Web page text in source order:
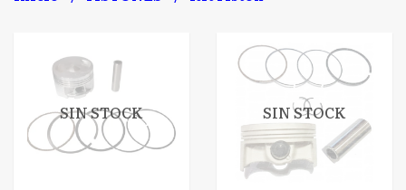
SIN STOCK SIN STOCK